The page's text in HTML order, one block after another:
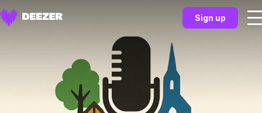
Sign up